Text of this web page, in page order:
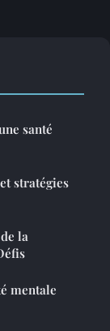
santé
stratégies
la
mentale